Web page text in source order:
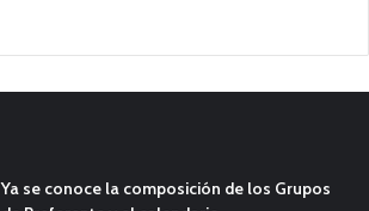
Ya se conoce la composición de los Grupos